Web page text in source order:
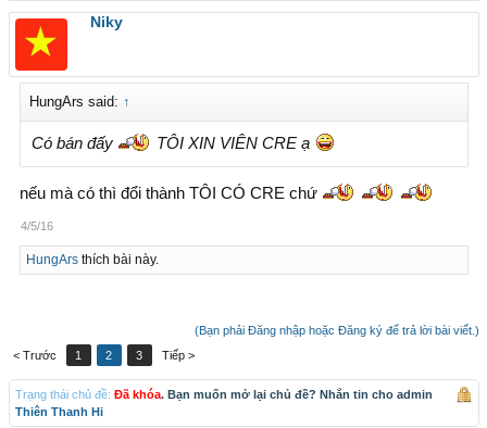
Niky
HungArs said: ↑
Có bán đấy TÔI XIN VIÊN CRE ạ
nếu mà có thì đổi thành TÔI CÓ CRE chứ
4/5/16
HungArsthích bài này.
(Bạn phải Đăng nhập hoặc Đăng ký để trả lời bài viết.)
< Trước
1 2 3 Tiếp >
Trạng thái chủ đề: Đã khóa. Bạn muốn mở lại chủ đề? Nhắn tin cho admin
Thiên Thanh Hi